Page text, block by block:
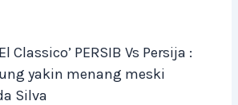
Classico’ PERSIB Vs Persija :
yakin menang meski
Silva